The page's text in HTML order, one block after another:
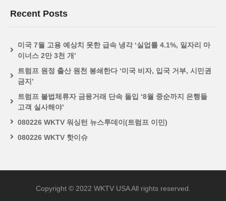
Recent Posts
미국 7월 고용 예상치 못한 급속 냉각 ‘실업률 4.1%, 일자리 마
이너스 2만 3천 개’
트럼프 원정 출산 원천 봉쇄한다 ‘미국 비자, 입국 거부, 시민권
금지’
트럼프 불법체류자 금융거래 단속 돌입 ‘8월 중순까지 은행들
고객 실사해야’
080226 WKTV 워싱턴 뉴스투데이(트럼프 이민)
080226 WKTV 핫이슈
Copyright © 2022 WKTV USA All rights reserved.